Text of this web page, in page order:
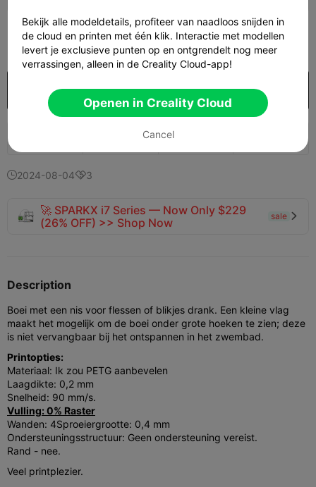
50 
Koop
2024-08-043
🚀 SPARKX i7 Series — Now Only $229
(26% OFF) >> Shop Now
sale 
Description
Boei met een nis voor flessen of blikjes drank. Een kleine vlag
maakt het mogelijk om de boei onder grote hoeken te zien; deze
is niet vervangbaar bij het ontspannen in het zwembad.
Printopties:
Materiaal: Ik zou PETG aanbevelen
Laagdikte: 0,2 mm
Snelheid: 90 mm/s.
Vulling: 0% Raster
Wanden: 4Sproeiergrootte: 0,4 mm
Ondersteuningsstructuur: Geen ondersteuning vereist.
Rand - nee.
Veel printplezier.
Bekijk alle modeldetails, profiteer van naadloos snijden in
de cloud en printen met één klik. Interactie met modellen
levert je exclusieve punten op en ontgrendelt nog meer
verrassingen, alleen in de Creality Cloud-app!
Openen in Creality Cloud
Cancel